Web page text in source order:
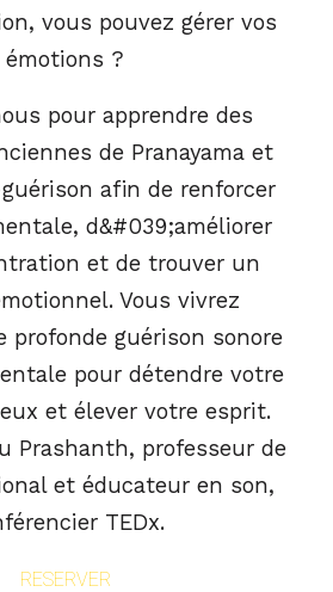
vous pouvez gérer vos
émotions ?
pour apprendre des
de Pranayama et
afin de renforcer
d&#039;améliorer
et de trouver un
Vous vivrez
profonde guérison sonore
pour détendre votre
et élever votre esprit.
Prashanth, professeur de
et éducateur en son,
TEDx.
RESERVER